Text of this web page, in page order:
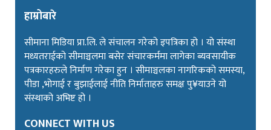
हाम्रोबारे
सीमाना मिडिया प्रा.लि. ले संचालन गरेको इपत्रिका हो । यो संस्था
मध्यतराईको सीमाञ्चलमा बसेर संचारकर्ममा लागेका ब्यवसायीक
पत्रकारहरुले निर्माण गरेका हुन । सीमाञ्चलका नागरिकको समस्या,
पीडा ,भोगाई र बुझाईलाई नीति निर्माताहरु समक्ष पु¥याउने यो
संस्थाको अभिष्ट हो ।
CONNECT WITH US